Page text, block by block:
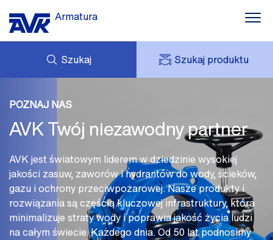
Armatura
Kanalizacja
Ochrona przeciwpożarowa
Gaz
Przemysł
AVK w Polsce
Szukaj Szukaj produktu
POBIERZ
O NAS
AVK HOLDING (GROUP)
CENNIK
POZNAJ NAS
AVK Twój niezawodny partner
AVK jest światowym liderem w dziedzinie wysokiej
jakości zasuw, zaworów i hydrantów do wody, ścieków,
gazu i ochrony przeciwpożarowej. Nasze produkty i
rozwiązania są częścią kluczowej infrastruktury, która
minimalizuje straty wody i poprawia jakość życia ludzi
na całym świecie. Każdego dnia. Od 50 lat podnosimy